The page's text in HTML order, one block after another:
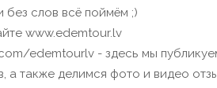
без слов всё поймём ;)
www.edemtour.lv
edemtourlv - здесь мы
а также делимся фото и видео